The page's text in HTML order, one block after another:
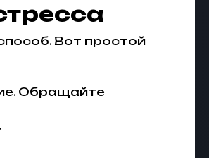
Вот простой
Обращайте